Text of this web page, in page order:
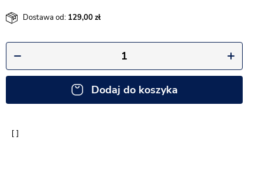
Dostawa od: 129,00
Dodaj do koszyka